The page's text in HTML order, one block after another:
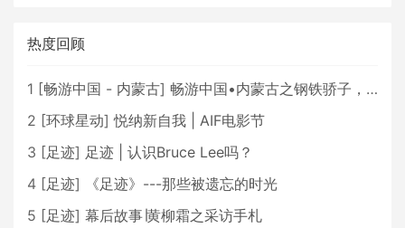
热度回顾
1 [畅游中国 - 内蒙古] 畅游中国•内蒙古之钢铁骄子，魅力包头
2 [环球星动] 悦纳新自我 | AIF电影节
3 [足迹] 足迹 | 认识Bruce Lee吗？
4 [足迹]
《足迹》---那些被遗忘的时光
5 [足迹] 幕后故事∣黄柳霜之采访手札